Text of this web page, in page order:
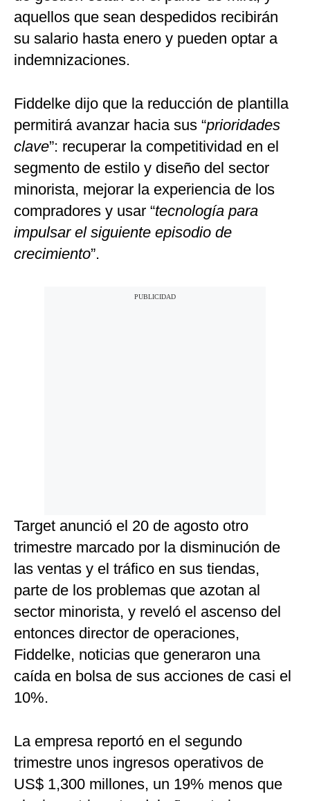
aquellos que sean despedidos recibirán
su salario hasta enero y pueden optar a
indemnizaciones.
Fiddelke dijo que la reducción de plantilla
permitirá avanzar hacia sus “prioridades
clave”: recuperar la competitividad en el
segmento de estilo y diseño del sector
minorista, mejorar la experiencia de los
compradores y usar “tecnología para
impulsar el siguiente episodio de
crecimiento”.
Target anunció el 20 de agosto otro
trimestre marcado por la disminución de
las ventas y el tráfico en sus tiendas,
parte de los problemas que azotan al
sector minorista, y reveló el ascenso del
entonces director de operaciones,
Fiddelke, noticias que generaron una
caída en bolsa de sus acciones de casi el
10%.
La empresa reportó en el segundo
trimestre unos ingresos operativos de
US$ 1,300 millones, un 19% menos que